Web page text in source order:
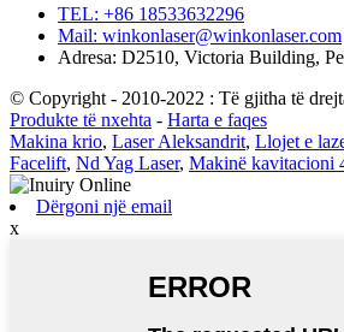
TEL: +86 18533632296
Mail: winkonlaser@winkonlaser.com
Adresa: D2510, Victoria Building,
© Copyright - 2010-2022 : Të gjitha të
Produkte të nxehta - Harta e faqes
Makina krio, Laser Aleksandrit, Llojet e
Facelift, Nd Yag Laser, Makinë kavitacioni
Dërgoni një email
x